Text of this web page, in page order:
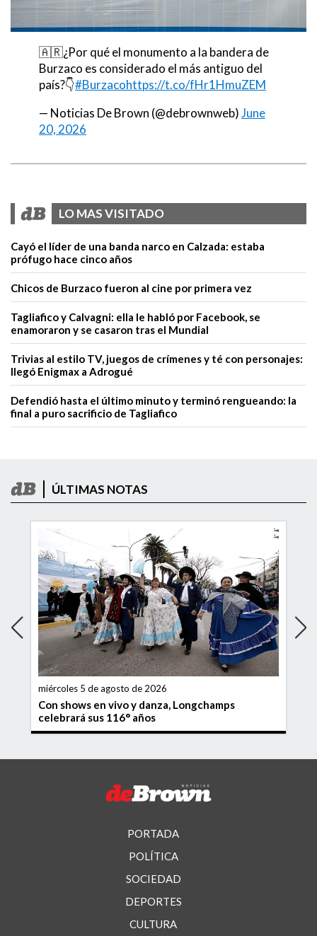
🇦🇷¿Por qué el monumento a la bandera de
Burzaco es considerado el más antiguo del
país?👇#Burzacohttps://t.co/fHr1HmuZEM
— Noticias De Brown (@debrownweb)June
20, 2026
LO MAS VISITADO
Cayó el líder de una banda narco en Calzada: estaba
prófugo hace cinco años
Chicos de Burzaco fueron al cine por primera vez
Tagliafico y Calvagni: ella le habló por Facebook, se
enamoraron y se casaron tras el Mundial
Trivias al estilo TV, juegos de crímenes y té con personajes:
llegó Enigmax a Adrogué
Defendió hasta el último minuto y terminó rengueando: la
final a puro sacrificio de Tagliafico
ÚLTIMAS NOTAS
miércoles 5 de agosto de 2026
Con shows en vivo y danza, Longchamps
celebrará sus 116° años
PORTADA
POLÍTICA
SOCIEDAD
DEPORTES
CULTURA